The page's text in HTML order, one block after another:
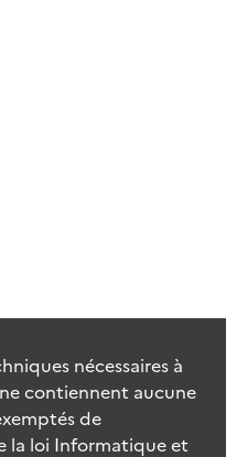
nécessaires à
contiennent aucune
de
la loi Informatique et